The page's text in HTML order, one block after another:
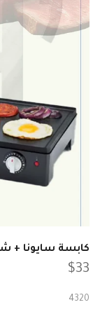
كابسة سايونا +
$33
4320